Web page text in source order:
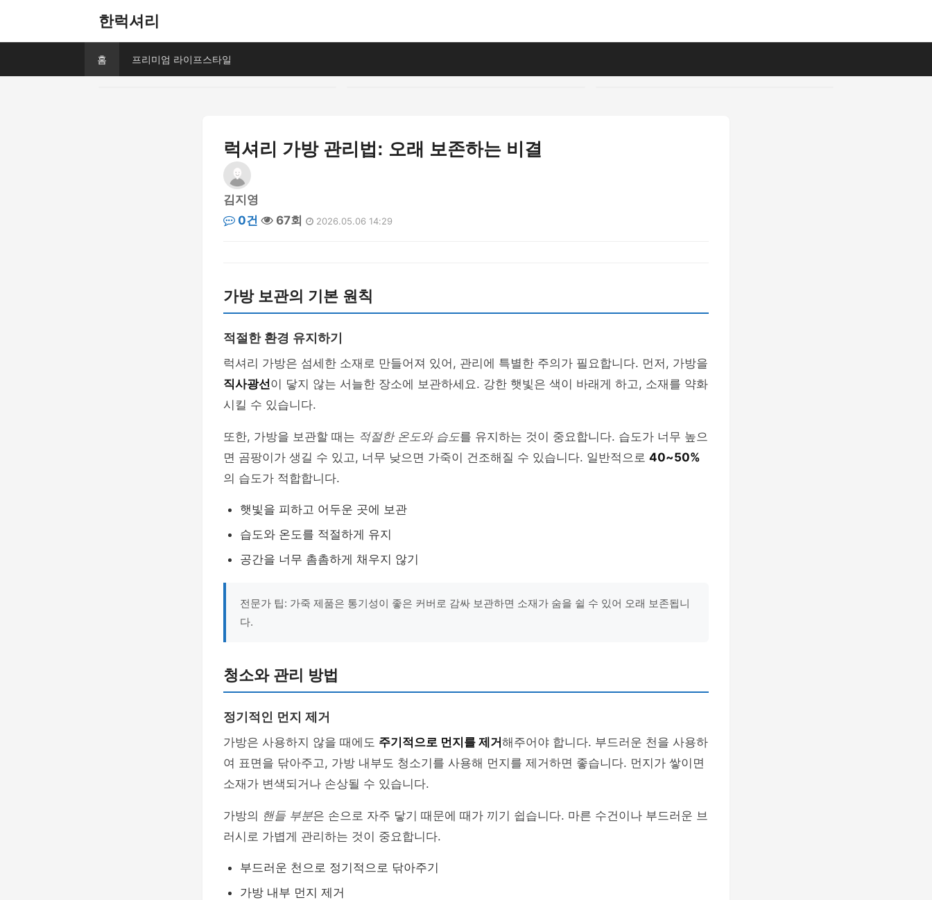
한럭셔리
홈 프리미엄 라이프스타일
럭셔리 가방 관리법: 오래 보존하는 비결
김지영
0건
67회 2026.05.06 14:29
가방 보관의 기본 원칙
적절한 환경 유지하기
럭셔리 가방은 섬세한 소재로 만들어져 있어, 관리에 특별한 주의가 필요합니다. 먼저, 가방을
직사광선이 닿지 않는 서늘한 장소에 보관하세요. 강한 햇빛은 색이 바래게 하고, 소재를 약화
시킬 수 있습니다.
또한, 가방을 보관할 때는 적절한 온도와 습도를 유지하는 것이 중요합니다. 습도가 너무 높으
면 곰팡이가 생길 수 있고, 너무 낮으면 가죽이 건조해질 수 있습니다. 일반적으로 40~50%
의 습도가 적합합니다.
햇빛을 피하고 어두운 곳에 보관
습도와 온도를 적절하게 유지
공간을 너무 촘촘하게 채우지 않기
전문가 팁: 가죽 제품은 통기성이 좋은 커버로 감싸 보관하면 소재가 숨을 쉴 수 있어 오래 보존됩니
다.
청소와 관리 방법
정기적인 먼지 제거
가방은 사용하지 않을 때에도 주기적으로 먼지를 제거해주어야 합니다. 부드러운 천을 사용하
여 표면을 닦아주고, 가방 내부도 청소기를 사용해 먼지를 제거하면 좋습니다. 먼지가 쌓이면
소재가 변색되거나 손상될 수 있습니다.
가방의 핸들 부분은 손으로 자주 닿기 때문에 때가 끼기 쉽습니다. 마른 수건이나 부드러운 브
러시로 가볍게 관리하는 것이 중요합니다.
부드러운 천으로 정기적으로 닦아주기
가방 내부 먼지 제거